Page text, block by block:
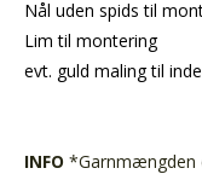
Nål uden spids til
Lim til montering
evt. guld maling til
INFO *Garnmængden